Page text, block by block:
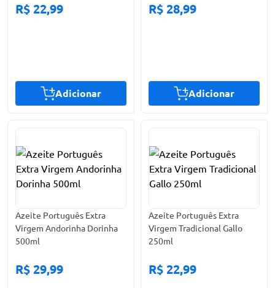
R$ 22,99
Adicionar
R$ 28,99
Adicionar
Azeite Português Extra
Virgem Andorinha Dorinha
500ml
R$ 29,99
Azeite Português Extra
Virgem Tradicional Gallo
250ml
R$ 22,99